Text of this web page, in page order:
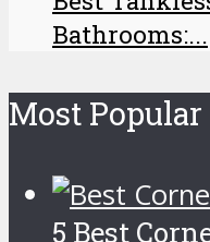
Bathrooms:...
Most Popular
5 Best